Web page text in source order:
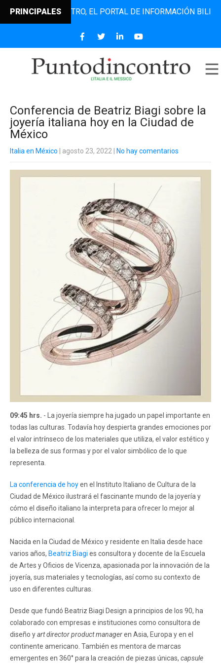
PRINCIPALES EL PORTAL DE INFORMACIÓN BILINGÜE
Conferencia de Beatriz Biagi sobre la
joyería italiana hoy en la Ciudad de
México
Italia en México | agosto 23, 2022 No hay comentarios
09:45 hrs. - La joyería siempre ha jugado un papel importante en
todas las culturas. Todavía hoy despierta grandes emociones por
el valor intrínseco de los materiales que utiliza, el valor estético y
la belleza de sus formas y por el valor simbólico de lo que
representa.
La conferencia de hoyen el Instituto Italiano de Cultura de la
Ciudad de México ilustrará el fascinante mundo de la joyería y
cómo el diseño italiano la interpreta para ofrecer lo mejor al
público internacional.
Nacida en la Ciudad de México y residente en Italia desde hace
varios años, Beatriz Biagi es consultora y docente de la Escuela
de Artes y Oficios de Vicenza, apasionada por la innovación de la
joyería, sus materiales y tecnologías, así como su contexto de
uso en diferentes culturas.
Desde que fundó Beatriz Biagi Design a principios de los 90, ha
colaborado con empresas e instituciones como consultora de
diseño yart director product manageren Asia, Europa y en el
continente americano. También es mentora de marcas
emergentes en 360° para la creación de piezas únicas, capsule